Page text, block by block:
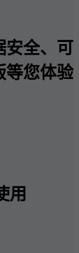
安全、可
等您体验
用